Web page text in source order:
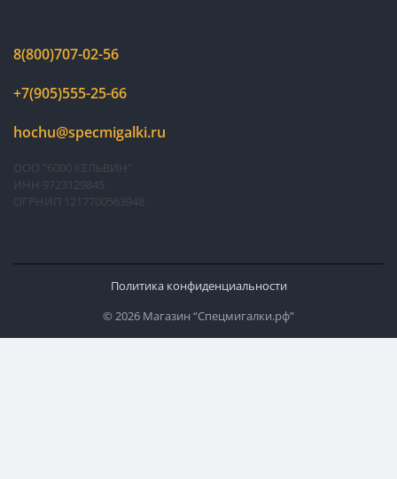
8(800)707-02-56
+7(905)555-25-66
hochu@specmigalki.ru
ООО "6000 КЕЛЬВИН"
ИНН 9723129845
ОГРНИП 1217700563948
Политика конфиденциальности
© 2026 Магазин “Спецмигалки.рф”